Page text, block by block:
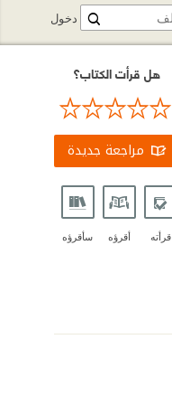
هل قرأت الكتاب؟
مراجعة جديدة
قرأته أقرؤه سأقرؤه
دخول